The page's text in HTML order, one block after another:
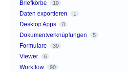
Briefkörbe 10
Daten exportieren 1
Desktop Apps 8
Dokumentverknüpfungen 5
Formulare 30
Viewer 6
Workflow 90